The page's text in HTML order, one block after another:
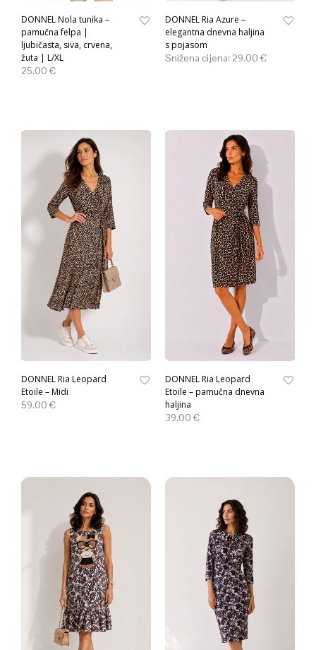
DONNEL Nola tunika –
pamučna felpa |
ljubičasta, siva, crvena,
žuta | L/XL
25.00€
DONNEL Ria Azure –
elegantna dnevna haljina
s pojasom
Snižena cijena: 29.00€
DONNEL Ria Leopard
Etoile – Midi
59.00€
DONNEL Ria Leopard
Etoile – pamučna dnevna
haljina
39.00€